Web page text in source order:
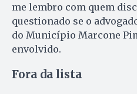
me lembro com quem
questionado se o
do Município Marcone
envolvido.
Fora da lista